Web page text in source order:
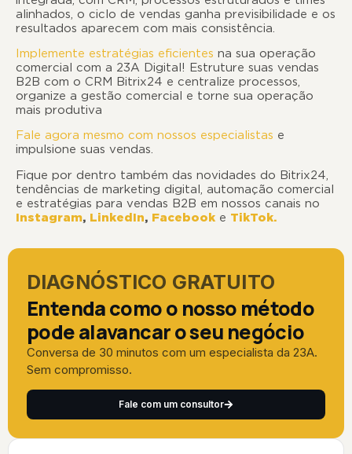
alinhados, o ciclo de vendas ganha previsibilidade e os
resultados aparecem com mais consistência.
Implemente estratégias eficientes na sua operação
comercial com a 23A Digital! Estruture suas vendas
B2B com o CRM Bitrix24 e centralize processos,
organize a gestão comercial e torne sua operação
mais produtiva
Fale agora mesmo com nossos especialistas e
impulsione suas vendas.
Fique por dentro também das novidades do Bitrix24,
tendências de marketing digital, automação comercial
e estratégias para vendas B2B em nossos canais no
Instagram, LinkedIn, Facebook e TikTok.
DIAGNÓSTICO GRATUITO
Entenda como o nosso método
pode alavancar o seu negócio
Conversa de 30 minutos com um especialista da 23A.
Sem compromisso.
Fale com um consultor